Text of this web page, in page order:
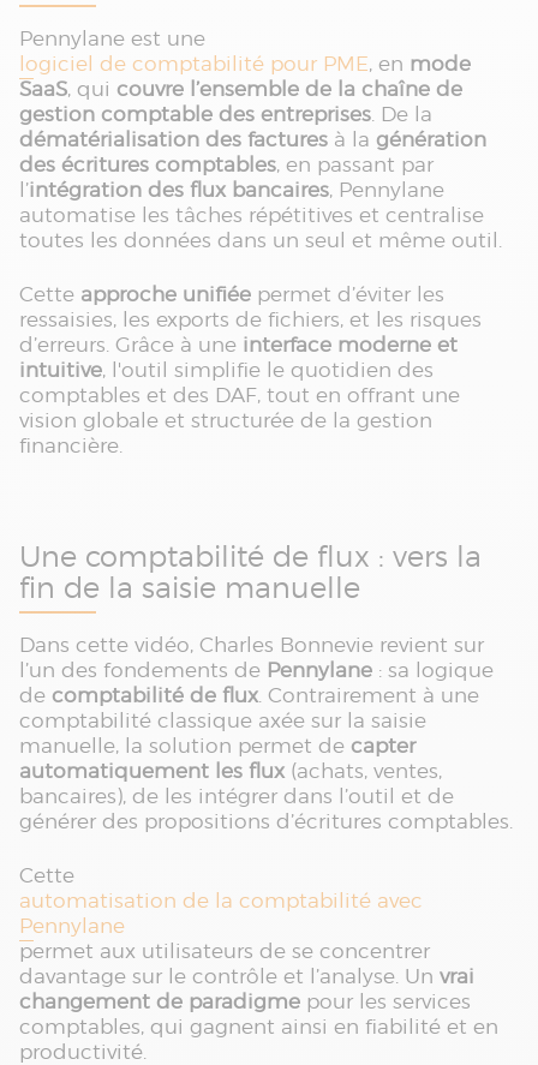
Pennylane est une
logiciel de comptabilité pour PME, en mode
SaaS, qui couvre l’ensemble de la chaîne de
gestion comptable des entreprises. De la
dématérialisation des factures à la génération
des écritures comptables, en passant par
l’intégration des flux bancaires, Pennylane
automatise les tâches répétitives et centralise
toutes les données dans un seul et même outil.
Cette approche unifiée permet d’éviter les
ressaisies, les exports de fichiers, et les risques
d’erreurs. Grâce à une interface moderne et
intuitive, l'outil simplifie le quotidien des
comptables et des DAF, tout en offrant une
vision globale et structurée de la gestion
financière.
Une comptabilité de flux : vers la
fin de la saisie manuelle
Dans cette vidéo, Charles Bonnevie revient sur
l’un des fondements de Pennylane : sa logique
de comptabilité de flux. Contrairement à une
comptabilité classique axée sur la saisie
manuelle, la solution permet de capter
automatiquement les flux (achats, ventes,
bancaires), de les intégrer dans l’outil et de
générer des propositions d’écritures comptables.
Cette
automatisation de la comptabilité avec
Pennylane
permet aux utilisateurs de se concentrer
davantage sur le contrôle et l’analyse. Un vrai
changement de paradigme pour les services
comptables, qui gagnent ainsi en fiabilité et en
productivité.